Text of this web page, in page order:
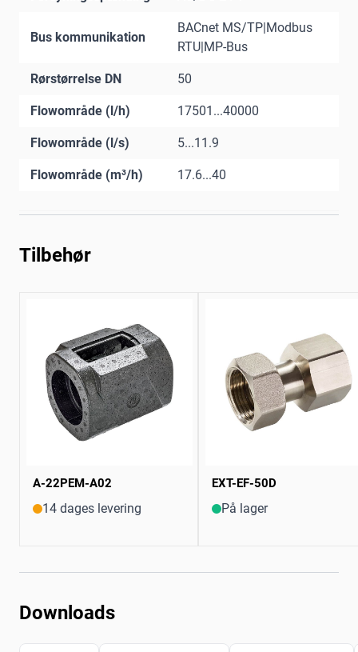
Bus kommunikation
BACnet MS/TP|Modbus
RTU|MP-Bus
Rørstørrelse DN 50
Flowområde (l/h) 17501...40000
Flowområde (l/s) 5...11.9
Flowområde (m³/h) 17.6...40
Tilbehør
A-22PEM-A02
14 dages levering
EXT-EF-50D
På lager
Downloads